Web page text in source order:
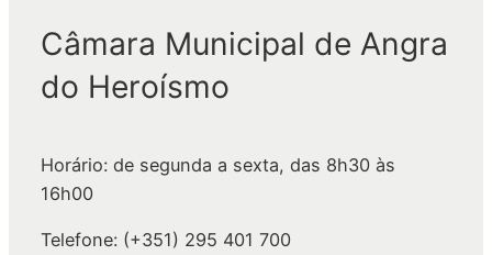
Câmara Municipal de Angra
do Heroísmo
Horário: de segunda a sexta, das 8h30 às
16h00
Telefone: (+351) 295 401 700